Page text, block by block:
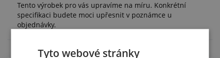
Tento výrobek pro vás upravíme na míru. Konkrétní
specifikaci budete moci upřesnit v poznámce u
objednávky.
Tyto webové stránky